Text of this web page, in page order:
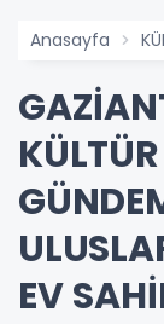
Anasayfa
EV